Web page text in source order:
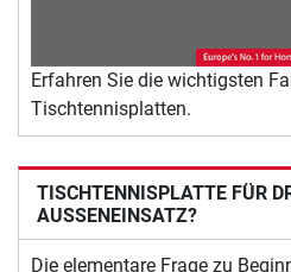
Erfahren Sie die wichtigsten
Tischtennisplatten.
TISCHTENNISPLATTE FÜR
AUSSENEINSATZ?
Die elementare Frage zu